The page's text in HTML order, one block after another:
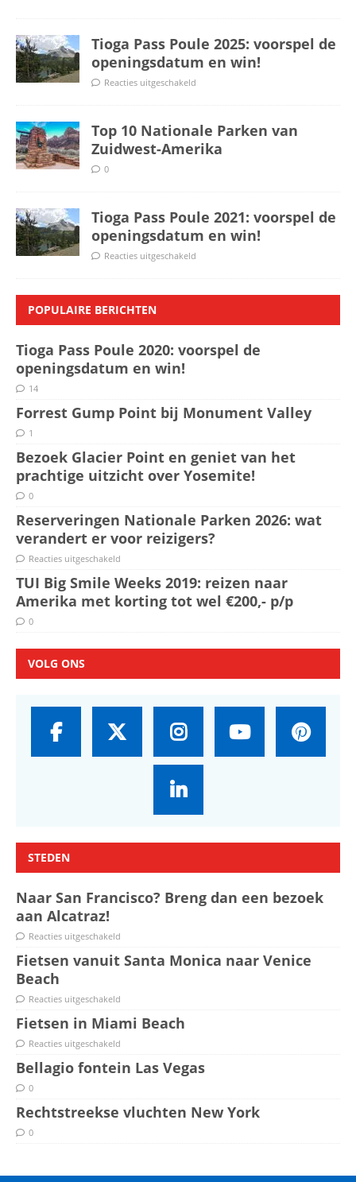
Tioga Pass Poule 2025: voorspel de
openingsdatum en win!
Reacties uitgeschakeld
Top 10 Nationale Parken van
Zuidwest-Amerika
0
Tioga Pass Poule 2021: voorspel de
openingsdatum en win!
Reacties uitgeschakeld
POPULAIRE BERICHTEN
Tioga Pass Poule 2020: voorspel de
openingsdatum en win!
14
Forrest Gump Point bij Monument Valley
1
Bezoek Glacier Point en geniet van het
prachtige uitzicht over Yosemite!
0
Reserveringen Nationale Parken 2026: wat
verandert er voor reizigers?
Reacties uitgeschakeld
TUI Big Smile Weeks 2019: reizen naar
Amerika met korting tot wel €200,- p/p
0
VOLG ONS
STEDEN
Naar San Francisco? Breng dan een bezoek
aan Alcatraz!
Reacties uitgeschakeld
Fietsen vanuit Santa Monica naar Venice
Beach
Reacties uitgeschakeld
Fietsen in Miami Beach
Reacties uitgeschakeld
Bellagio fontein Las Vegas
0
Rechtstreekse vluchten New York
0